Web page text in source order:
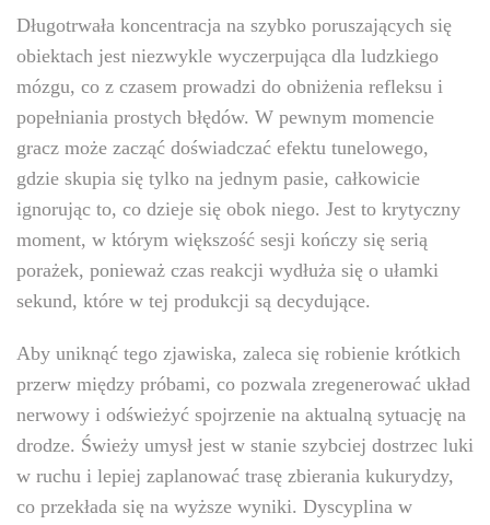
Długotrwała koncentracja na szybko poruszających się
obiektach jest niezwykle wyczerpująca dla ludzkiego
mózgu, co z czasem prowadzi do obniżenia refleksu i
popełniania prostych błędów. W pewnym momencie
gracz może zacząć doświadczać efektu tunelowego,
gdzie skupia się tylko na jednym pasie, całkowicie
ignorując to, co dzieje się obok niego. Jest to krytyczny
moment, w którym większość sesji kończy się serią
porażek, ponieważ czas reakcji wydłuża się o ułamki
sekund, które w tej produkcji są decydujące.
Aby uniknąć tego zjawiska, zaleca się robienie krótkich
przerw między próbami, co pozwala zregenerować układ
nerwowy i odświeżyć spojrzenie na aktualną sytuację na
drodze. Świeży umysł jest w stanie szybciej dostrzec luki
w ruchu i lepiej zaplanować trasę zbierania kukurydzy,
co przekłada się na wyższe wyniki. Dyscyplina w